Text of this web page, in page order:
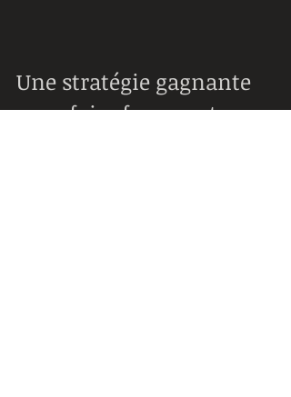
Une stratégie gagnante
pour faire face au stress :